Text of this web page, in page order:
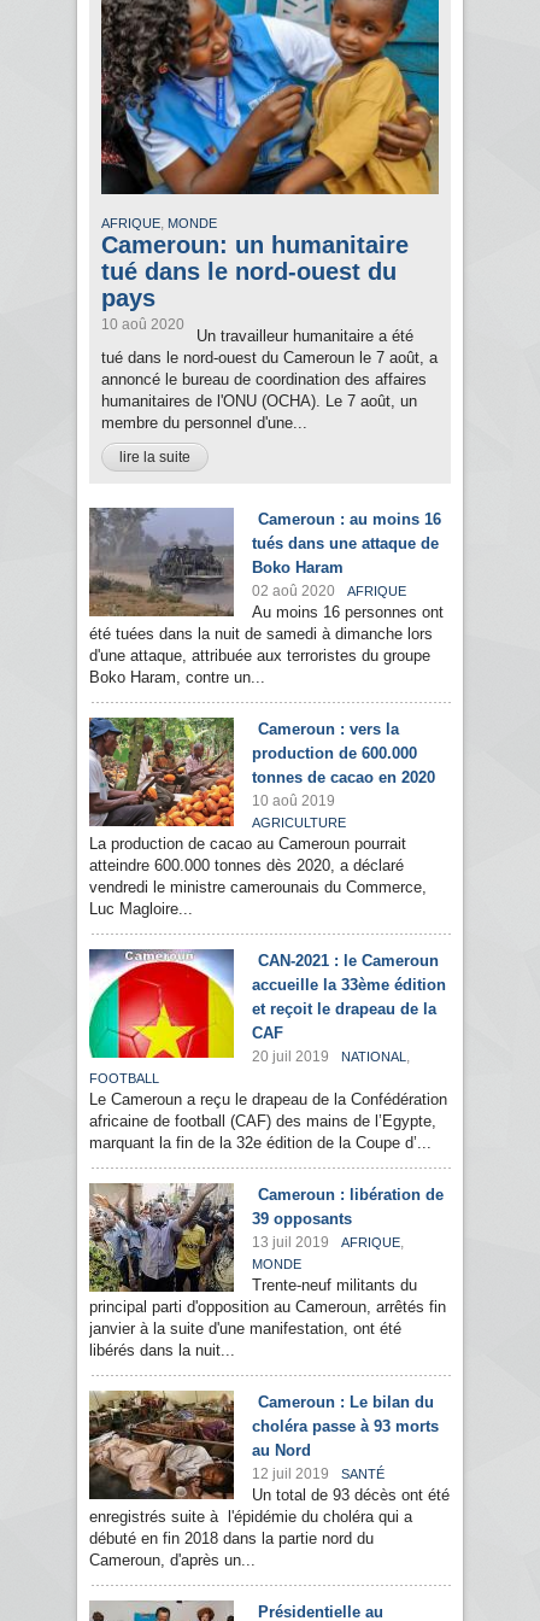
AFRIQUE, MONDE
Cameroun: un humanitaire
tué dans le nord-ouest du
pays
10 aoû 2020
Un travailleur humanitaire a été
tué dans le nord-ouest du Cameroun le 7 août, a
annoncé le bureau de coordination des affaires
humanitaires de l'ONU (OCHA). Le 7 août, un
membre du personnel d'une...
lire la suite
Cameroun : au moins 16
tués dans une attaque de
Boko Haram
02 aoû 2020 AFRIQUE
Au moins 16 personnes ont
été tuées dans la nuit de samedi à dimanche lors
d'une attaque, attribuée aux terroristes du groupe
Boko Haram, contre un...
Cameroun : vers la
production de 600.000
tonnes de cacao en 2020
10 aoû 2019
AGRICULTURE
La production de cacao au Cameroun pourrait
atteindre 600.000 tonnes dès 2020, a déclaré
vendredi le ministre camerounais du Commerce,
Luc Magloire...
CAN-2021 : le Cameroun
accueille la 33ème édition
et reçoit le drapeau de la
CAF
20 juil 2019 NATIONAL ,
FOOTBALL
Le Cameroun a reçu le drapeau de la Confédération
africaine de football (CAF) des mains de l’Egypte,
marquant la fin de la 32e édition de la Coupe d’...
Cameroun : libération de
39 opposants
13 juil 2019 AFRIQUE,
MONDE
Trente-neuf militants du
principal parti d'opposition au Cameroun, arrêtés fin
janvier à la suite d'une manifestation, ont été
libérés dans la nuit...
Cameroun : Le bilan du
choléra passe à 93 morts
au Nord
12 juil 2019 SANTÉ
Un total de 93 décès ont été
enregistrés suite à l'épidémie du choléra qui a
débuté en fin 2018 dans la partie nord du
Cameroun, d'après un...
Présidentielle au